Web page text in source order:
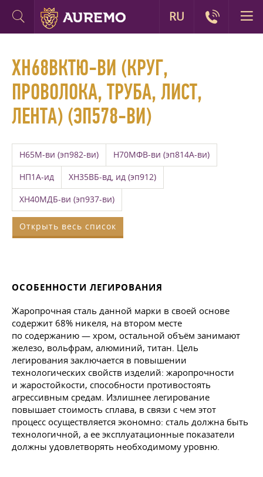
ХН68ВКТЮ-ВИ (КРУГ,
ПРОВОЛОКА, ТРУБА, ЛИСТ,
ЛЕНТА) (ЭП578-ВИ)
Н65М-ви (эп982-ви) Н70МФВ-ви (эп814А-ви)
НП1А-ид ХН35ВБ-вд, ид (эп912)
ХН40МДБ-ви (эп937-ви)
Открыть весь список
ОСОБЕННОСТИ ЛЕГИРОВАНИЯ
Жаропрочная сталь данной марки в своей основе
содержит 68% никеля, на втором месте
по содержанию — хром, остальной объём занимают
железо, вольфрам, алюминий, титан. Цель
легирования заключается в повышении
технологических свойств изделий: жаропрочности
и жаростойкости, способности противостоять
агрессивным средам. Излишнее легирование
повышает стоимость сплава, в связи с чем этот
процесс осуществляется экономно: сталь должна быть
технологичной, а ее эксплуатационные показатели
должны удовлетворять необходимому уровню.
RU